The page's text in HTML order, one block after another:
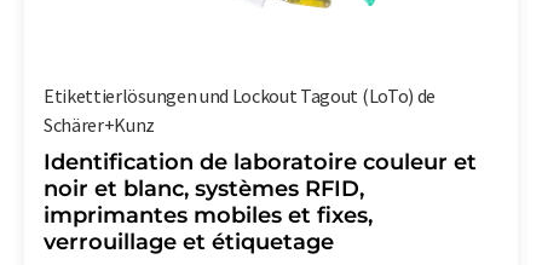
Etikettierlösungen und Lockout Tagout (LoTo) de
Schärer+Kunz
Identification de laboratoire couleur et
noir et blanc, systèmes RFID,
imprimantes mobiles et fixes,
verrouillage et étiquetage